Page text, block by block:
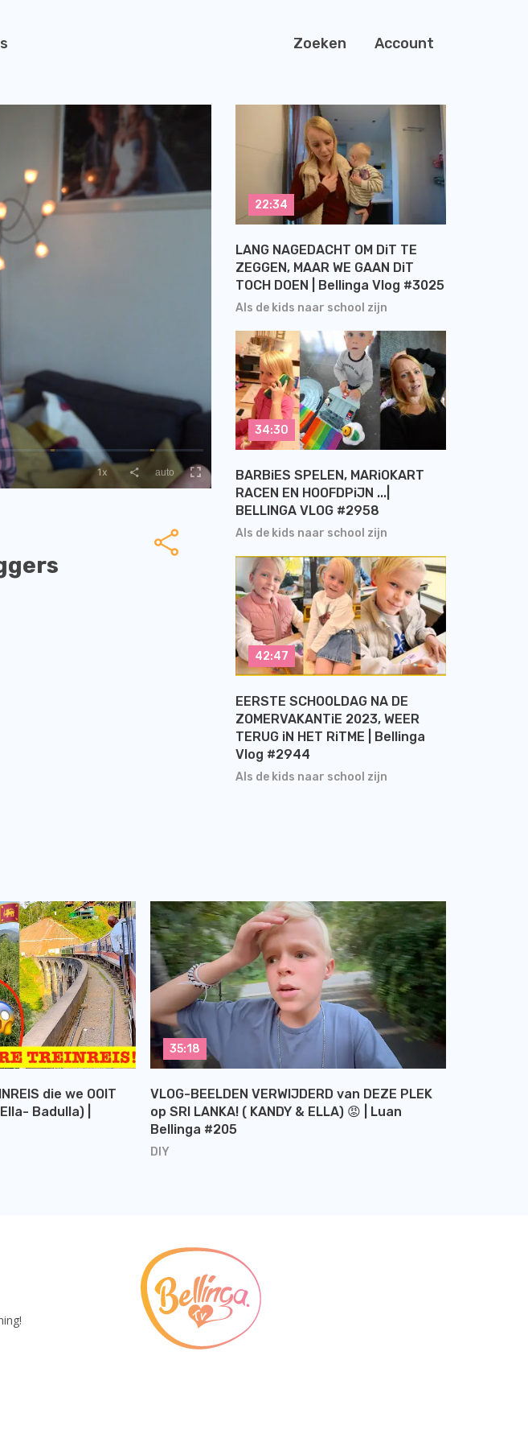
Zoeken Account
Als de kids naar school zijn
LANG NAGEDACHT OM DiT TE
ZEGGEN, MAAR WE GAAN DiT
TOCH DOEN | Bellinga Vlog #3025
22:34
Als de kids naar school zijn
BARBiES SPELEN, MARiOKART
RACEN EN HOOFDPiJN ...|
BELLINGA VLOG #2958
34:30
Als de kids naar school zijn
EERSTE SCHOOLDAG NA DE
ZOMERVAKANTiE 2023, WEER
TERUG iN HET RiTME | Bellinga
Vlog #2944
42:47
die we OOIT
Badulla) |
DIY
VLOG-BEELDEN VERWIJDERD van DEZE PLEK
op SRI LANKA! ( KANDY & ELLA) 😡 | Luan
Bellinga #205
35:18